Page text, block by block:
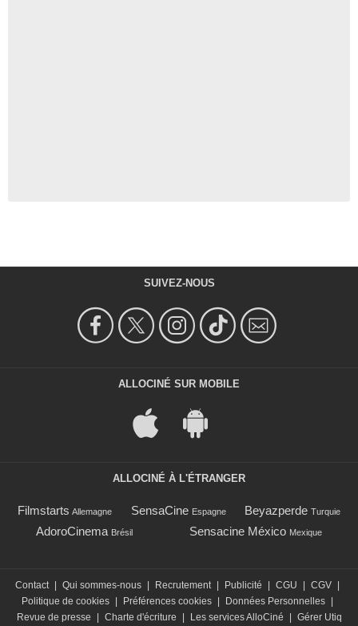
SUIVEZ-NOUS
ALLOCINÉ SUR MOBILE
ALLOCINÉ À L'ÉTRANGER
Filmstarts Allemagne SensaCine Espagne Beyazperde Turquie
AdoroCinema Brésil Sensacine México Mexique
Contact Qui sommes-nous Recrutement Publicité CGU CGV
Politique de cookies
Préférences cookies Données Personnelles
Revue de presse
Charte d'écriture Les services AlloCiné Gérer Utiq